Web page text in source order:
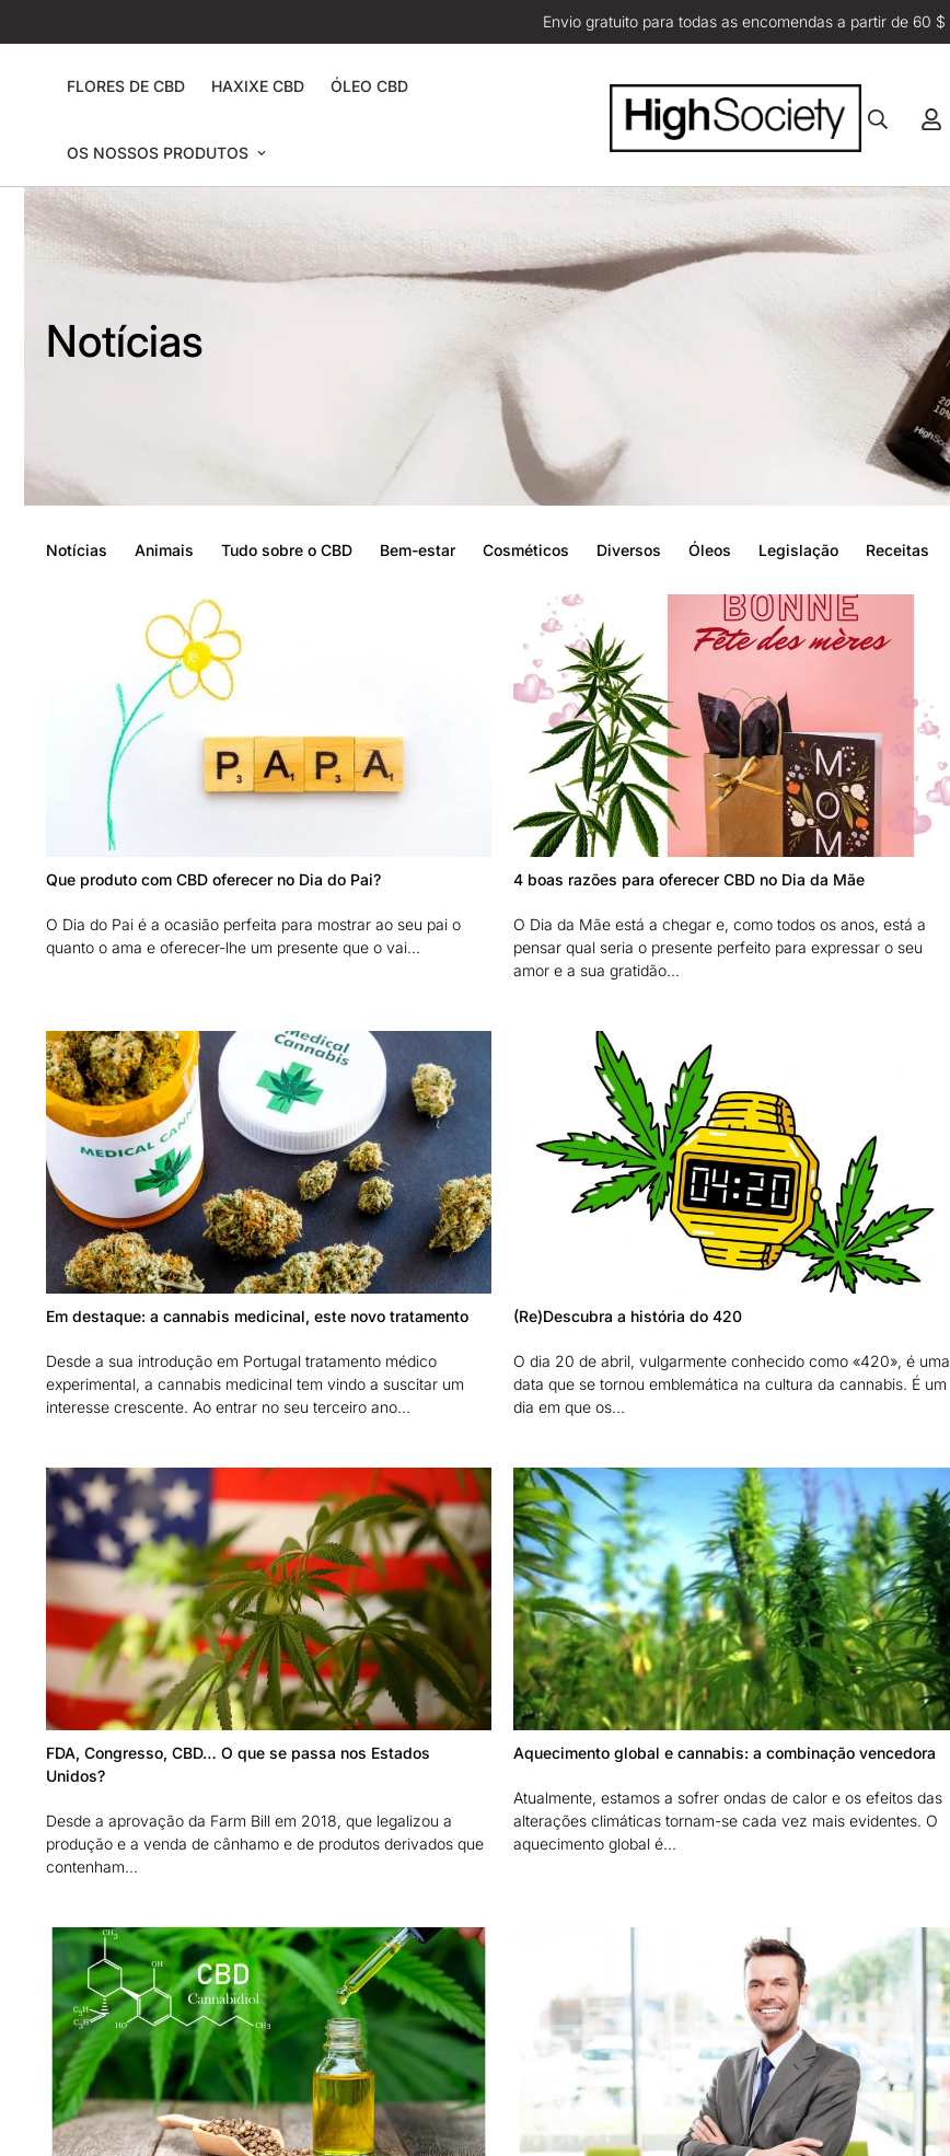
Envio gratuito para todas as encomendas a partir de 60 $
FLORES DE CBD HAXIXE CBD ÓLEO CBD
OS NOSSOS PRODUTOS
Notícias
Notícias Animais Tudo sobre o CBD Bem-estar Cosméticos Diversos Óleos Legislação Receitas
Que produto com CBD oferecer no Dia do Pai?
O Dia do Pai é a ocasião perfeita para mostrar ao seu pai o
quanto o ama e oferecer-lhe um presente que o vai...
4 boas razões para oferecer CBD no Dia da Mãe
O Dia da Mãe está a chegar e, como todos os anos, está a
pensar qual seria o presente perfeito para expressar o seu
amor e a sua gratidão...
Em destaque: a cannabis medicinal, este novo tratamento
Desde a sua introdução em Portugal tratamento médico
experimental, a cannabis medicinal tem vindo a suscitar um
interesse crescente. Ao entrar no seu terceiro ano...
(Re)Descubra a história do 420
O dia 20 de abril, vulgarmente conhecido como «420», é uma
data que se tornou emblemática na cultura da cannabis. É um
dia em que os...
FDA, Congresso, CBD… O que se passa nos Estados
Unidos?
Desde a aprovação da Farm Bill em 2018, que legalizou a
produção e a venda de cânhamo e de produtos derivados que
contenham...
Aquecimento global e cannabis: a combinação vencedora
Atualmente, estamos a sofrer ondas de calor e os efeitos das
alterações climáticas tornam-se cada vez mais evidentes. O
aquecimento global é...